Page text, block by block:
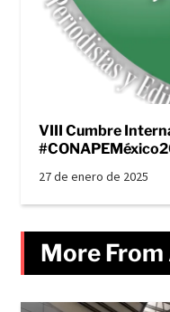
VIII Cumbre
27 de enero de 2025
More